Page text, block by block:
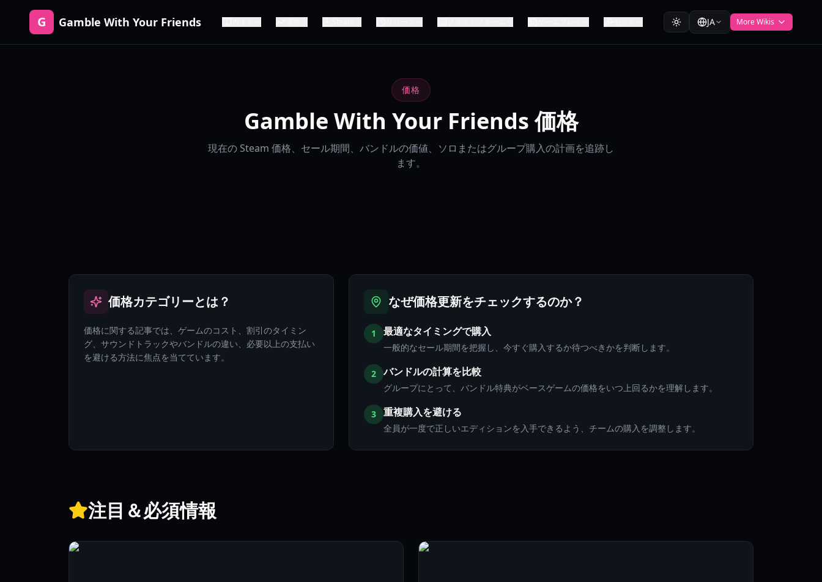
G Gamble With Your Friends JA More Wikis
価格
Gamble With Your Friends 価格
現在の Steam 価格、セール期間、バンドルの価値、ソロまたはグループ購入の計画を追跡し
ます。
価格カテゴリーとは？
価格に関する記事では、ゲームのコスト、割引のタイミン
グ、サウンドトラックやバンドルの違い、必要以上の支払い
を避ける方法に焦点を当てています。
なぜ価格更新をチェックするのか？
1 最適なタイミングで購入
一般的なセール期間を把握し、今すぐ購入するか待つべきかを判断します。
2 バンドルの計算を比較
グループにとって、バンドル特典がベースゲームの価格をいつ上回るかを理解します。
3 重複購入を避ける
全員が一度で正しいエディションを入手できるよう、チームの購入を調整します。
注目＆必須情報